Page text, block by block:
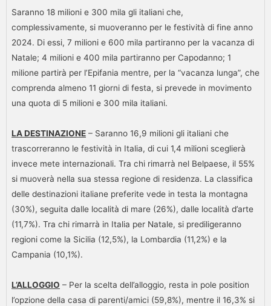
Saranno 18 milioni e 300 mila gli italiani che,
complessivamente, si muoveranno per le festività di fine anno
2024. Di essi, 7 milioni e 600 mila partiranno per la vacanza di
Natale; 4 milioni e 400 mila partiranno per Capodanno; 1
milione partirà per l’Epifania mentre, per la “vacanza lunga”, che
comprenda almeno 11 giorni di festa, si prevede in movimento
una quota di 5 milioni e 300 mila italiani.
LA DESTINAZIONE – Saranno 16,9 milioni gli italiani che
trascorreranno le festività in Italia, di cui 1,4 milioni sceglierà
invece mete internazionali. Tra chi rimarrà nel Belpaese, il 55%
si muoverà nella sua stessa regione di residenza. La classifica
delle destinazioni italiane preferite vede in testa la montagna
(30%), seguita dalle località di mare (26%), dalle località d’arte
(11,7%). Tra chi rimarrà in Italia per Natale, si prediligeranno
regioni come la Sicilia (12,5%), la Lombardia (11,2%) e la
Campania (10,1%).
L’ALLOGGIO – Per la scelta dell’alloggio, resta in pole position
l’opzione della casa di parenti/amici (59,8%), mentre il 16,3% si